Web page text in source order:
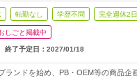
転勤なし 学歴不問 完全週休2
しごと掲載中
終了予定日： 2027/01/18
ランドを始め、PB・OEM等の商品企